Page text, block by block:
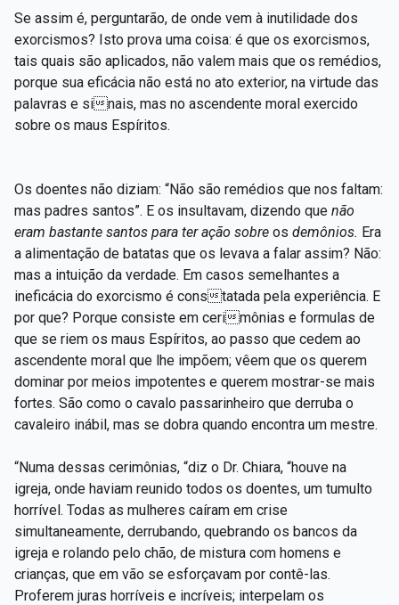
Se assim é, perguntarão, de onde vem à inutilidade dos
exorcismos? Isto prova uma coisa: é que os exorcismos,
tais quais são aplicados, não valem mais que os remédios,
porque sua eficácia não está no ato exterior, na virtude das
palavras e sinais, mas no ascendente moral exercido
sobre os maus Espíritos.
Os doentes não diziam: “Não são remédios que nos faltam:
mas padres santos”. E os insultavam, dizendo que não
eram bastante santos para ter ação sobre os demônios. Era
a alimentação de batatas que os levava a falar assim? Não:
mas a intuição da verdade. Em casos semelhantes a
ineficácia do exorcismo é constatada pela experiência. E
por que? Porque consiste em cerimônias e formulas de
que se riem os maus Espíritos, ao passo que cedem ao
ascendente moral que lhe impõem; vêem que os querem
dominar por meios impotentes e querem mostrar-se mais
fortes. São como o cavalo passarinheiro que derruba o
cavaleiro inábil, mas se dobra quando encontra um mestre.
“Numa dessas cerimônias, “diz o Dr. Chiara, “houve na
igreja, onde haviam reunido todos os doentes, um tumulto
horrível. Todas as mulheres caíram em crise
simultaneamente, derrubando, quebrando os bancos da
igreja e rolando pelo chão, de mistura com homens e
crianças, que em vão se esforçavam por contê-las.
Proferem juras horríveis e incríveis; interpelam os